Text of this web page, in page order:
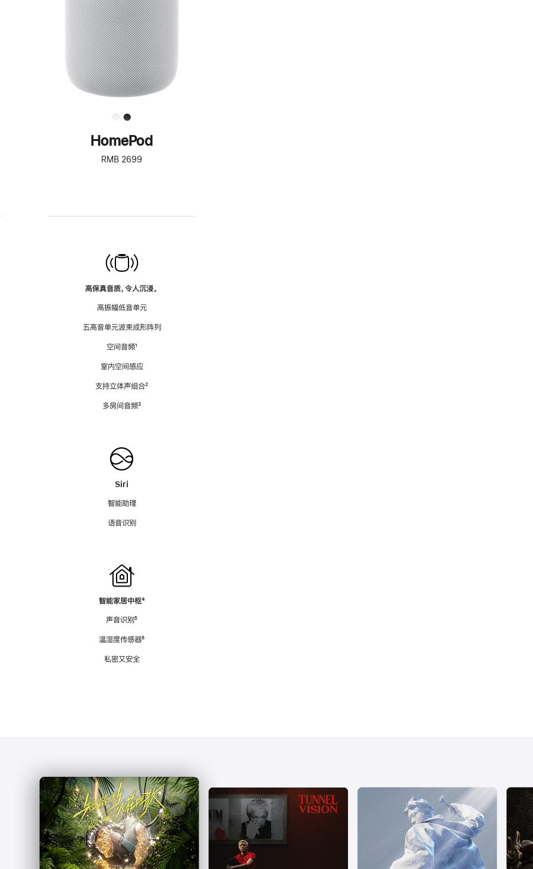
解
HomePod<
HomePod
RMB 2699
高保真音质，令人沉浸。
高振幅低音单元
五高音单元波束成形阵列
空间音频脚
¹
室内空间感应
支持立体声组合脚
²
多房间音频脚
³
Siri
智能助理
语音识别
智能家居中枢脚
⁴
声音识别脚
⁵
温湿度传感器脚
⁶
私密又安全